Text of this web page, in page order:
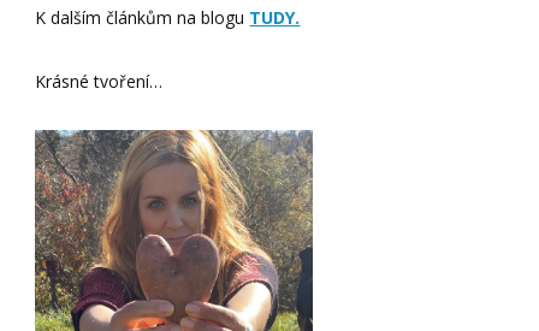
K dalším článkům na blogu TUDY.
Krásné tvoření…